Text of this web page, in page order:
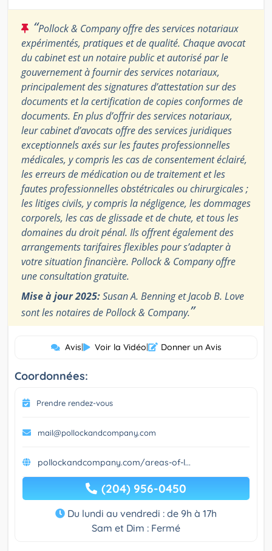
“Pollock & Company offre des services notariaux
expérimentés, pratiques et de qualité. Chaque avocat
du cabinet est un notaire public et autorisé par le
gouvernement à fournir des services notariaux,
principalement des signatures d’attestation sur des
documents et la certification de copies conformes de
documents. En plus d’offrir des services notariaux,
leur cabinet d’avocats offre des services juridiques
exceptionnels axés sur les fautes professionnelles
médicales, y compris les cas de consentement éclairé,
les erreurs de médication ou de traitement et les
fautes professionnelles obstétricales ou chirurgicales ;
les litiges civils, y compris la négligence, les dommages
corporels, les cas de glissade et de chute, et tous les
domaines du droit pénal. Ils offrent également des
arrangements tarifaires flexibles pour s’adapter à
votre situation financière. Pollock & Company offre
une consultation gratuite.
Mise à jour 2025:Susan A. Benning et Jacob B. Love
sont les notaires de Pollock & Company.”
Avis| Voir la Vidéo| Donner un Avis
Coordonnées:
Prendre rendez-vous
mail@pollockandcompany.com
pollockandcompany.com/areas-of-l...
(204) 956-0450
Du lundi au vendredi : de 9h à 17h
Sam et Dim : Fermé